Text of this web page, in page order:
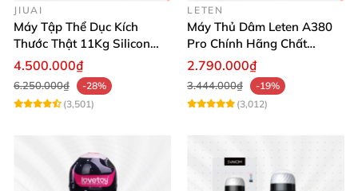
JIUAI
Máy Tập Thể Dục Kích
Thước Thật 11Kg Silicon
Cao Cấp Nhật Bản
4.500.000₫
6.250.000₫
-28%
(3,501)
LETEN
Máy Thủ Dâm Leten A380
Pro Chính Hãng Chất
Lượng Cao
2.790.000₫
3.444.000₫
-19%
(3,012)